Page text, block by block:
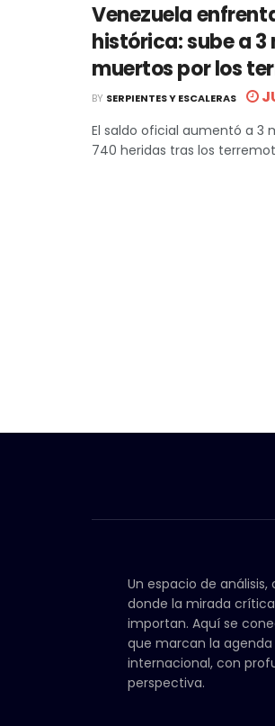
Venezuela
histórica: sube a
muertos por los
BY SERPIENTES Y ESCALERAS
El saldo oficial aumentó a 3
740 heridas tras los
Un espacio de
donde la mirada
importan. Aquí se
que marcan la
internacional, con
perspectiva.